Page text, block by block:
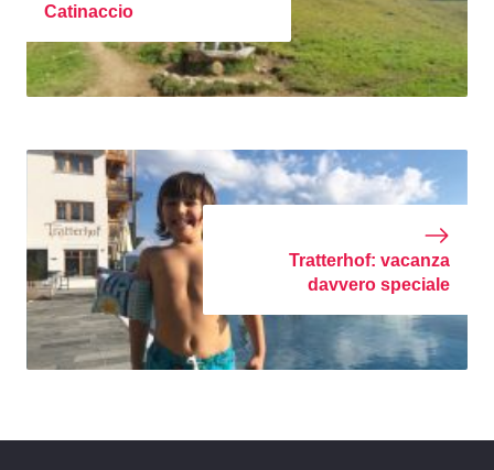
Catinaccio
Tratterhof: vacanza
davvero speciale